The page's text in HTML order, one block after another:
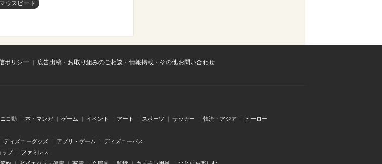
ウスビート
ポリシー
広告出稿・お取り組みのご相談・情報掲載・その他お問い合わせ
ニコ動 本・マンガ ゲーム イベント アート スポーツ サッカー 韓流・アジア ヒーロー
ディズニーグッズ アプリ・ゲーム ディズニーパス
ップ ファミレス